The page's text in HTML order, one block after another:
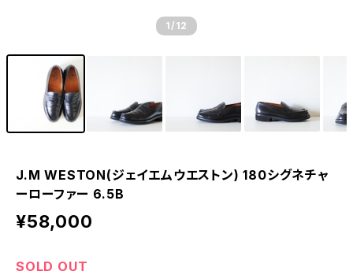
1 /12
J.M WESTON(ジェイエムウエストン) 180シグネチャ
ーローファー 6.5B
¥58,000
SOLD OUT